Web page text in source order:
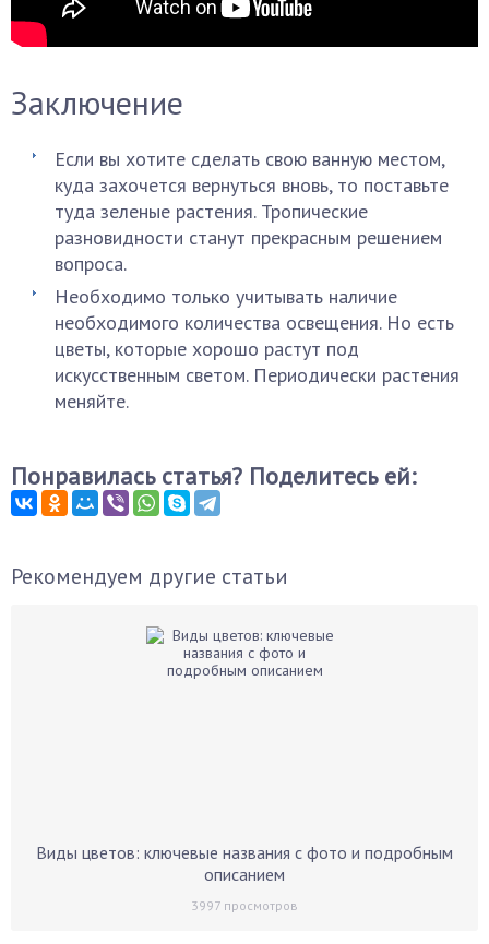
Заключение
Если вы хотите сделать свою ванную местом,
куда захочется вернуться вновь, то поставьте
туда зеленые растения. Тропические
разновидности станут прекрасным решением
вопроса.
Необходимо только учитывать наличие
необходимого количества освещения. Но есть
цветы, которые хорошо растут под
искусственным светом. Периодически растения
меняйте.
Понравилась статья? Поделитесь ей:
Рекомендуем другие статьи
Виды цветов: ключевые названия с фото и подробным
описанием
3997 просмотров